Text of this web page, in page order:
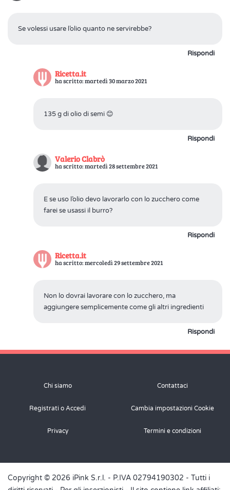
Se volessi usare l’olio quanto ne servirebbe?
Rispondi
Ricetta.it
ha scritto: martedì 30 marzo 2021
135 g di olio di semi 😊
Rispondi
Valerio Clabrò
ha scritto: martedì 28 settembre 2021
E se uso l’olio devo lavorarlo con lo zucchero come
farei se usassi il burro?
Rispondi
Ricetta.it
ha scritto: mercoledì 29 settembre 2021
Non lo dovrai lavorare con lo zucchero, ma
aggiungere semplicemente come gli altri ingredienti
Rispondi
Chi siamo Contattaci
Registrati o Accedi Cambia impostazioni Cookie
Privacy Termini e condizioni
Copyright © 2026 iPink S.r.l. - P.IVA 02794190302 - Tutti i